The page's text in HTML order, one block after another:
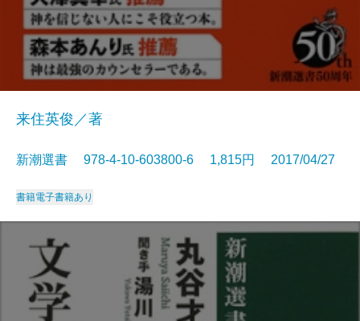
来住英俊／著
新潮選書 978-4-10-603800-6 1,815円 2017/04/27
書籍電子書籍あり